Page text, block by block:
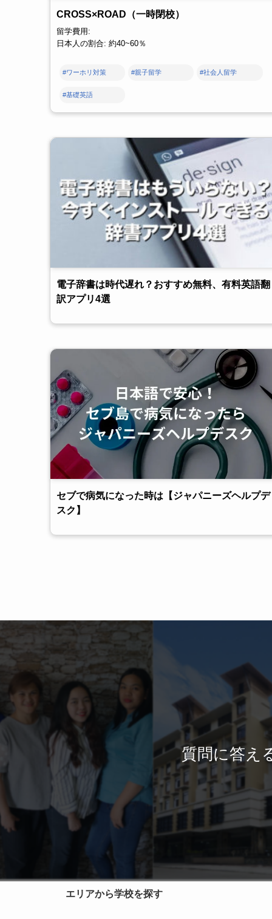
CROSS×ROAD（一時閉校）
留学費用:
日本人の割合: 約40~60％
#ワーホリ対策 #親子留学 #社会人留学
#基礎英語
電子辞書は時代遅れ？おすすめ無料、有料英語翻
訳アプリ4選
セブで病気になった時は【ジャパニーズヘルプデ
スク】
質問に答え
エリアから学校を探す